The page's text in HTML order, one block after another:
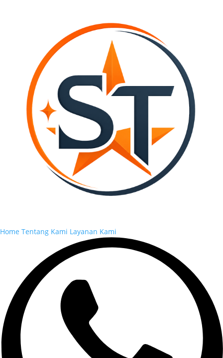
Home Tentang Kami Layanan Kami